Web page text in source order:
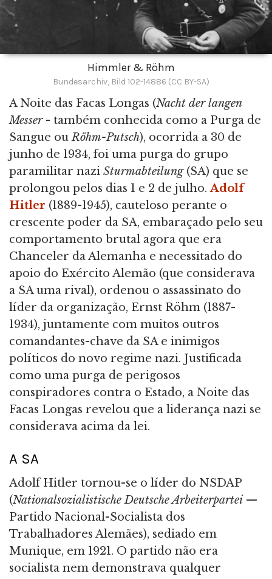
Himmler & Röhm
Bundesarchiv, Bild 102-14886 (CC BY-SA)
A Noite das Facas Longas (Nacht der langen
Messer- também conhecida como a Purga de
Sangue ouRöhm-Putsch), ocorrida a 30 de
junho de 1934, foi uma purga do grupo
paramilitar nazi Sturmabteilung(SA) que se
prolongou pelos dias 1 e 2 de julho.Adolf
Hitler (1889-1945), cauteloso perante o
crescente poder da SA, embaraçado pelo seu
comportamento brutal agora que era
Chanceler da Alemanha e necessitado do
apoio do Exército Alemão (que considerava
a SA uma rival), ordenou o assassinato do
líder da organização, Ernst Röhm (1887-
1934), juntamente com muitos outros
comandantes-chave da SA e inimigos
políticos do novo regime nazi. Justificada
como uma purga de perigosos
conspiradores contra o Estado, a Noite das
Facas Longas revelou que a liderança nazi se
considerava acima da lei.
A SA
Adolf Hitler tornou-se o líder do NSDAP
(Nationalsozialistische Deutsche Arbeiterpartei —
Partido Nacional-Socialista dos
Trabalhadores Alemães), sediado em
Munique, em 1921. O partido não era
socialista nem demonstrava qualquer